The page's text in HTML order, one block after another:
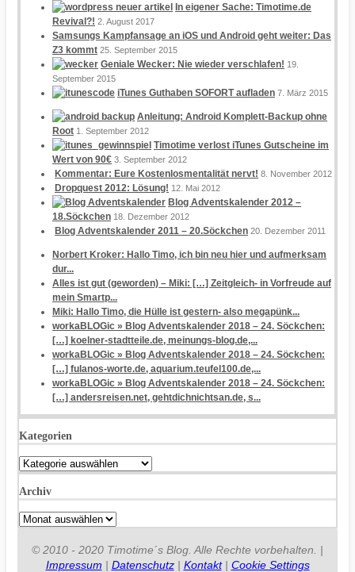
In eigener Sache: Timotime.de
Revival?! 2. August 2017
Samsungs Kampfansage an iOS und Android geht weiter: Das
Z3 kommt 25. September 2015
Geniale Wecker: Nie wieder verschlafen! 19.
September 2015
iTunes Guthaben SOFORT aufladen 7. März 2015
Anleitung: Android Komplett-Backup ohne
Root 1. September 2012
Timotime verlost iTunes Gutscheine im
Wert von 90€ 3. September 2012
Kommentar: Eure Kostenlosmentalität nervt! 8. November 2012
Dropquest 2012: Lösung! 12. Mai 2012
Blog Adventskalender 2012 –
18.Söckchen 18. Dezember 2012
Blog Adventskalender 2011 – 20.Söckchen 20. Dezember 2011
Norbert Kroker: Hallo Timo, ich bin neu hier und aufmerksam
dur...
Alles ist gut (geworden) – Miki: […] Zeitgleich- in Vorfreude auf
mein Smartp...
Miki: Hallo Timo, die Hülle ist gestern- also megapünk...
workaBLOGic » Blog Adventskalender 2018 – 24. Söckchen:
[…] koelner-stadtteile.de, meinungs-blog.de,...
workaBLOGic » Blog Adventskalender 2018 – 24. Söckchen:
[…] fulanos-worte.de, aquarium.teufel100.de,...
workaBLOGic » Blog Adventskalender 2018 – 24. Söckchen:
[…] andersreisen.net, gehtdichnichtsan.de, s...
Kategorien
Kategorien
Archiv
Archiv
© 2010 - 2020 Timotime´s Blog. Alle Rechte vorbehalten. |
Impressum | Datenschutz| Kontakt| Cookie Settings